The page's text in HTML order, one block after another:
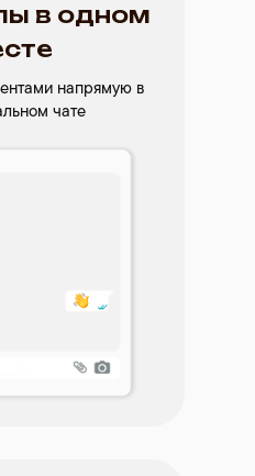
в одном
напрямую в
чате